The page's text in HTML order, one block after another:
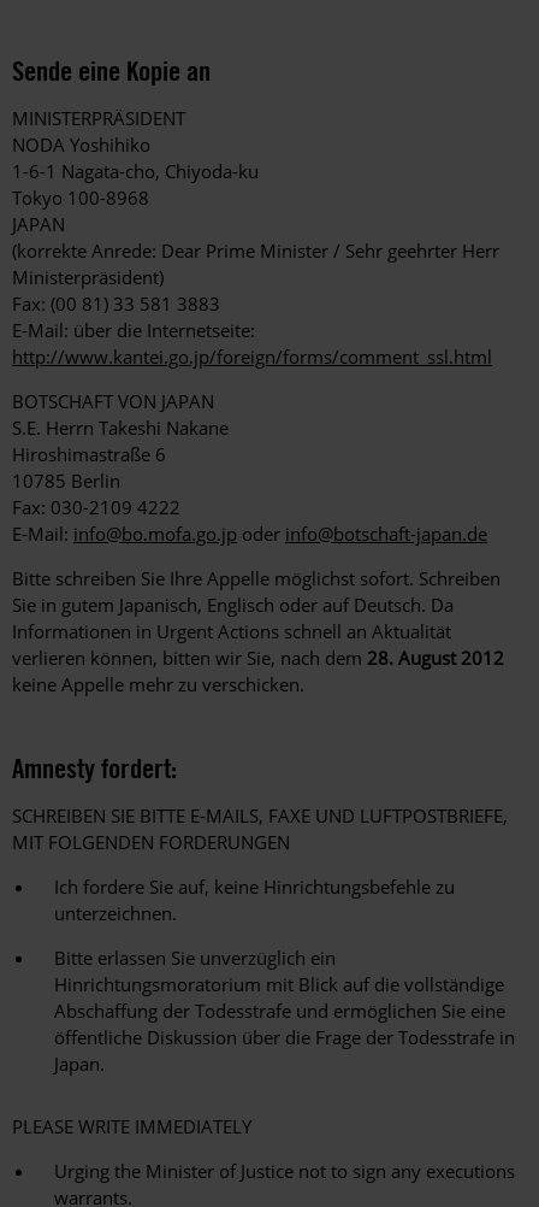
Sende eine Kopie an
MINISTERPRÄSIDENT
NODA Yoshihiko
1-6-1 Nagata-cho, Chiyoda-ku
Tokyo 100-8968
JAPAN
(korrekte Anrede: Dear Prime Minister / Sehr geehrter Herr
Ministerpräsident)
Fax: (00 81) 33 581 3883
E-Mail: über die Internetseite:
http://www.kantei.go.jp/foreign/forms/comment_ssl.html
BOTSCHAFT VON JAPAN
S.E. Herrn Takeshi Nakane
Hiroshimastraße 6
10785 Berlin
Fax: 030-2109 4222
E-Mail: info@bo.mofa.go.jp oder info@botschaft-japan.de
Bitte schreiben Sie Ihre Appelle möglichst sofort. Schreiben
Sie in gutem Japanisch, Englisch oder auf Deutsch. Da
Informationen in Urgent Actions schnell an Aktualität
verlieren können, bitten wir Sie, nach dem 28. August 2012
keine Appelle mehr zu verschicken.
Amnesty fordert:
SCHREIBEN SIE BITTE E-MAILS, FAXE UND LUFTPOSTBRIEFE,
MIT FOLGENDEN FORDERUNGEN
Ich fordere Sie auf, keine Hinrichtungsbefehle zu
unterzeichnen.
Bitte erlassen Sie unverzüglich ein
Hinrichtungsmoratorium mit Blick auf die vollständige
Abschaffung der Todesstrafe und ermöglichen Sie eine
öffentliche Diskussion über die Frage der Todesstrafe in
Japan.
PLEASE WRITE IMMEDIATELY
Urging the Minister of Justice not to sign any executions
warrants.